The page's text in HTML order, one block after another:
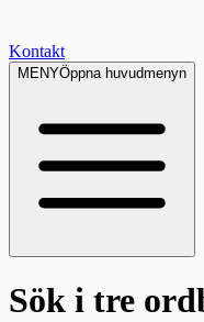
Kontakt
MENYÖppna huvudmenyn
Sök i tre